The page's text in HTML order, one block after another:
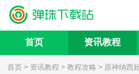
首页 资讯教程
首页 > 资讯教程 > 教程攻略 > 原神纳西